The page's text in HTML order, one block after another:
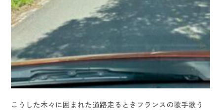
こうした木々に囲まれた道路走るときフランスの歌手歌う